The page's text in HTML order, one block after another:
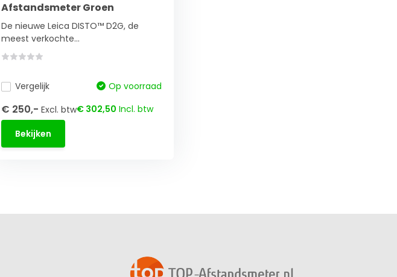
Afstandsmeter Groen
De nieuwe Leica DISTO™ D2G, de
meest verkochte...
Vergelijk Op voorraad
€ 250,- Excl. btw€ 302,50 Incl. btw
Bekijken